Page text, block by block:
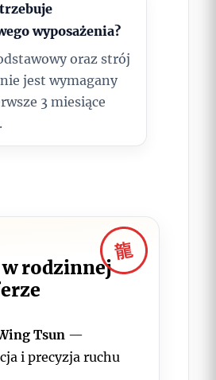
wyposażenia?
oraz strój
jest wymagany
3 miesiące
龍
rodzinnej
Tsun —
i precyzja ruchu